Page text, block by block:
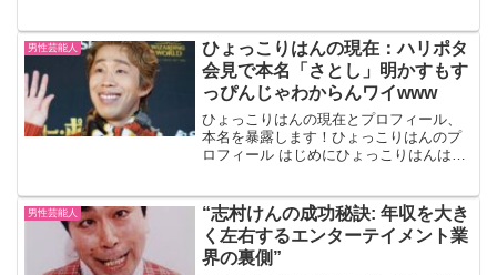
題の経緯と今後の展開について、以下に
まとめました。第三者委員...
男性芸能人
ひょっこりはんの現在：ハリポタ
会見で本名「さとし」明かすもす
っぴんじゃわからんワイwww
ひょっこりはんの現在とプロフィール、
本名を暴露します！ひょっこりはんのプ
ロフィール はじめにひょっこりはんは、
ーズで知られています。彼のユーモアと
パフォーマンスは、多く...
男性芸能人
“志村けんの成功秘訣: 年収を大き
く左右するエンターテイメント業
界の裏側”